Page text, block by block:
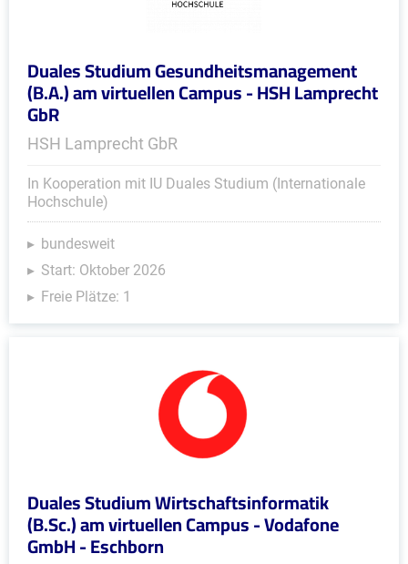
Duales Studium Gesundheitsmanagement
(B.A.) am virtuellen Campus - HSH Lamprecht
GbR
HSH Lamprecht GbR
In Kooperation mit IU Duales Studium (Internationale
Hochschule)
bundesweit
Start: Oktober 2026
Freie Plätze: 1
Duales Studium Wirtschaftsinformatik
(B.Sc.) am virtuellen Campus - Vodafone
GmbH - Eschborn